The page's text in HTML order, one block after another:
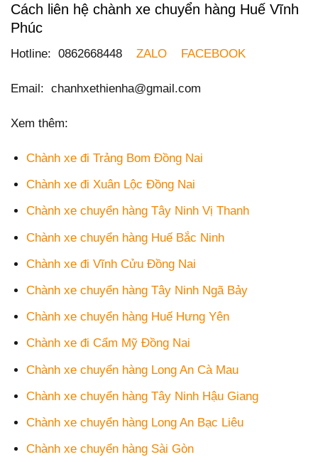
Cách liên hệ chành xe chuyển hàng Huế Vĩnh
Phúc
Hotline: 0862668448 ZALO FACEBOOK
Email: chanhxethienha@gmail.com
Xem thêm:
Chành xe đi Trảng Bom Đồng Nai
Chành xe đi Xuân Lộc Đồng Nai
Chành xe chuyển hàng Tây Ninh Vị Thanh
Chành xe chuyển hàng Huế Bắc Ninh
Chành xe đi Vĩnh Cửu Đồng Nai
Chành xe chuyển hàng Tây Ninh Ngã Bảy
Chành xe chuyển hàng Huế Hưng Yên
Chành xe đi Cẩm Mỹ Đồng Nai
Chành xe chuyển hàng Long An Cà Mau
Chành xe chuyển hàng Tây Ninh Hậu Giang
Chành xe chuyển hàng Long An Bạc Liêu
Chành xe chuyển hàng Sài Gòn